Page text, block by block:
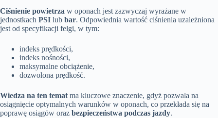
Ciśnienie powietrza w oponach jest zazwyczaj wyrażane w
jednostkach PSI lub bar. Odpowiednia wartość ciśnienia uzależniona
jest od specyfikacji felgi, w tym:
indeks prędkości,
indeks nośności,
maksymalne obciążenie,
dozwolona prędkość.
Wiedza na ten temat ma kluczowe znaczenie, gdyż pozwala na
osiągnięcie optymalnych warunków w oponach, co przekłada się na
poprawę osiągów oraz bezpieczeństwa podczas jazdy.